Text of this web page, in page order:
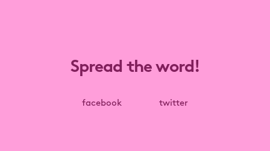
Spread the word!
facebook twitter